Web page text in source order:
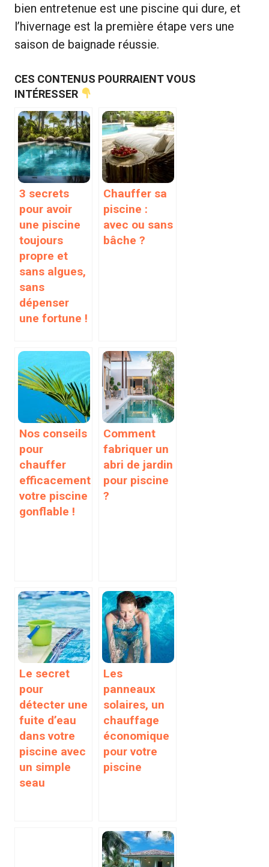
bien entretenue est une piscine qui dure, et
l’hivernage est la première étape vers une
saison de baignade réussie.
CES CONTENUS POURRAIENT VOUS
INTÉRESSER
3 secrets
pour avoir
une piscine
toujours
propre et
sans algues,
sans
dépenser
une fortune !
Chauffer sa
piscine :
avec ou sans
bâche ?
Nos conseils
pour
chauffer
efficacement
votre piscine
gonflable !
Comment
fabriquer un
abri de jardin
pour piscine
?
Le secret
pour
détecter une
fuite d’eau
dans votre
piscine avec
un simple
seau
Les
panneaux
solaires, un
chauffage
économique
pour votre
piscine